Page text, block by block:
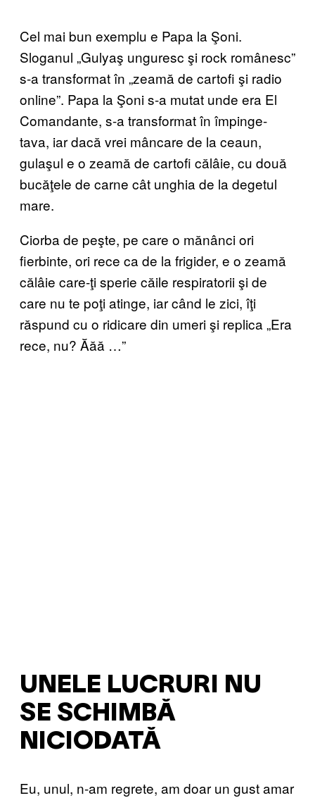
Cel mai bun exemplu e Papa la Şoni.
Sloganul „Gulyaş unguresc şi rock românesc”
s-a transformat în „zeamă de cartofi şi radio
online”. Papa la Şoni s-a mutat unde era El
Comandante, s-a transformat în împinge-
tava, iar dacă vrei mâncare de la ceaun,
gulaşul e o zeamă de cartofi călâie, cu două
bucăţele de carne cât unghia de la degetul
mare.
Ciorba de peşte, pe care o mănânci ori
fierbinte, ori rece ca de la frigider, e o zeamă
călâie care-ţi sperie căile respiratorii şi de
care nu te poţi atinge, iar când le zici, îţi
răspund cu o ridicare din umeri şi replica „Era
rece, nu? Ăăă …”
UNELE LUCRURI NU
SE SCHIMBĂ
NICIODATĂ
Eu, unul, n-am regrete, am doar un gust amar